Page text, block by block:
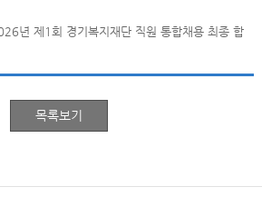
년 제1회 경기복지재단 직원 통합채용 최종 합